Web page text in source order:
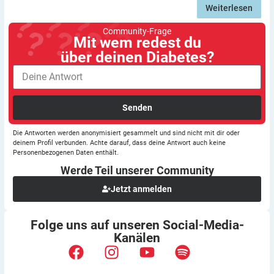
Weiterlesen
Community-Frage
Mit wem redest du
über deinen Diabetes?
Senden
Die Antworten werden anonymisiert gesammelt und sind nicht mit dir oder
deinem Profil verbunden. Achte darauf, dass deine Antwort auch keine
Personenbezogenen Daten enthält.
Werde Teil unserer Community
Jetzt anmelden
Folge uns auf unseren Social-Media-
Kanälen